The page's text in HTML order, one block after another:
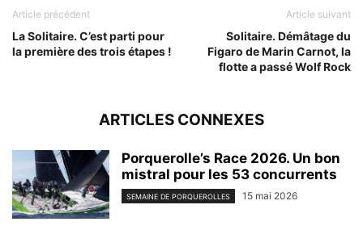
Article précédent
La Solitaire. C’est parti pour
la première des trois étapes !
Article suivant
Solitaire. Démâtage du
Figaro de Marin Carnot, la
flotte a passé Wolf Rock
ARTICLES CONNEXES
Porquerolle’s Race 2026. Un bon
mistral pour les 53 concurrents
SEMAINE DE PORQUEROLLES 15 mai 2026